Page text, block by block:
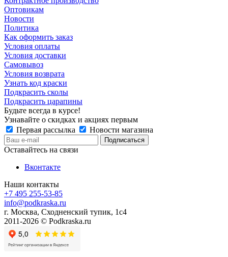
Оптовикам
Новости
Политика
Как оформить заказ
Условия оплаты
Условия доставки
Самовывоз
Условия возврата
Узнать код краски
Подкрасить сколы
Подкрасить царапины
Будьте всегда в курсе!
Узнавайте о скидках и акциях первым
Первая рассылка
Новости магазина
Оставайтесь на связи
Вконтакте
Наши контакты
+7 495 255-53-85
info@podkraska.ru
г. Москва, Сходненский тупик, 1с4
2011-2026 © Podkraska.ru